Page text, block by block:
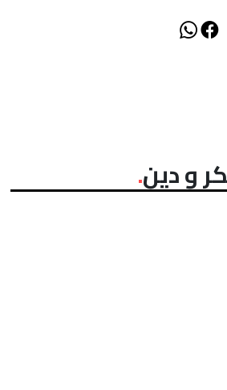
و دين